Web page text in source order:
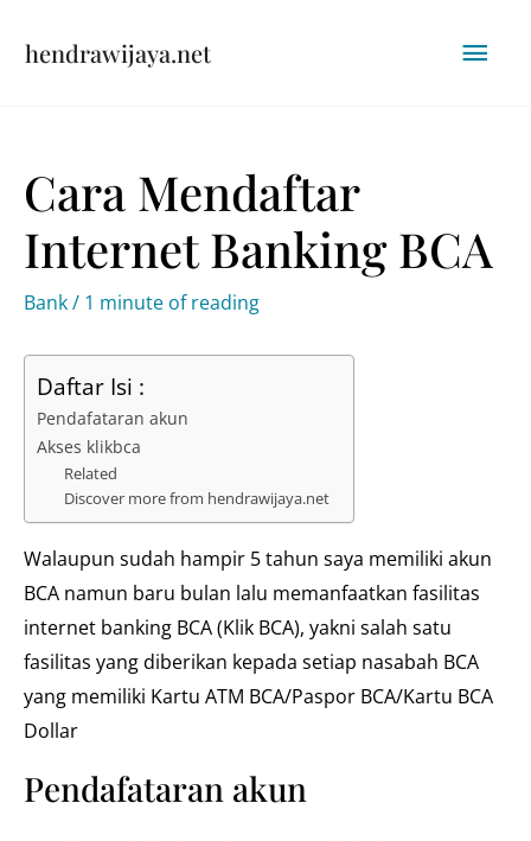
hendrawijaya.net
Cara Mendaftar
Internet Banking BCA
Bank/ 1 minute of reading
Daftar Isi :
Pendafataran akun
Akses klikbca
Related
Discover more from hendrawijaya.net
Walaupun sudah hampir 5 tahun saya memiliki akun
BCA namun baru bulan lalu memanfaatkan fasilitas
internet banking BCA (Klik BCA), yakni salah satu
fasilitas yang diberikan kepada setiap nasabah BCA
yang memiliki Kartu ATM BCA/Paspor BCA/Kartu BCA
Dollar
Pendafataran akun